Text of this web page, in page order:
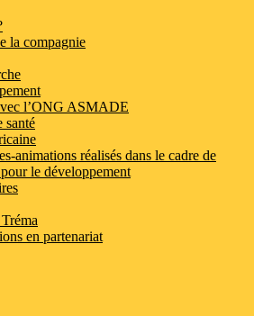
la compagnie
l’ONG ASMADE
santé
animations réalisés dans le cadre de
le développement
en partenariat